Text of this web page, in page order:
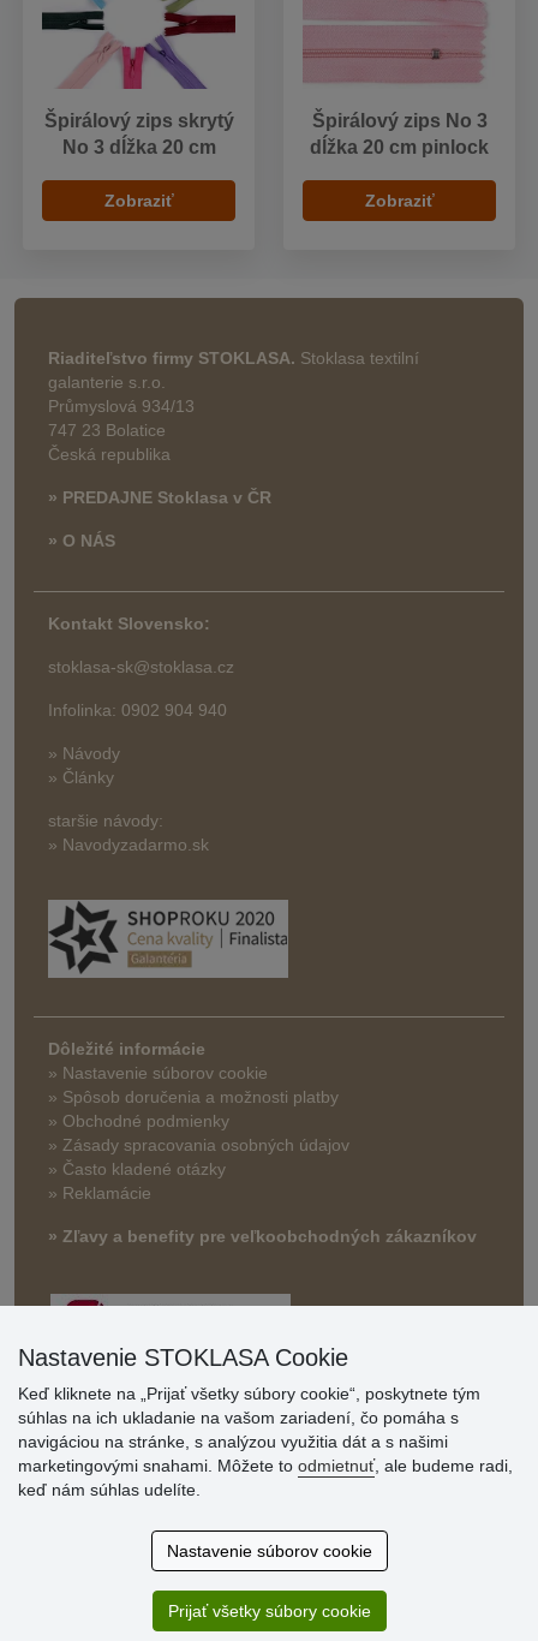
Špirálový zips skrytý
No 3 dĺžka 20 cm
Zobraziť
Špirálový zips No 3
dĺžka 20 cm pinlock
Zobraziť
Riaditeľstvo firmy STOKLASA. Stoklasa textilní
galanterie s.r.o.
Průmyslová 934/13
747 23 Bolatice
Česká republika
» PREDAJNE Stoklasa v ČR
» O NÁS
Kontakt Slovensko:
stoklasa-sk@stoklasa.cz
Infolinka: 0902 904 940
» Návody
» Články
staršie návody:
» Navodyzadarmo.sk
Dôležité informácie
» Nastavenie súborov cookie
» Spôsob doručenia a možnosti platby
» Obchodné podmienky
» Zásady spracovania osobných údajov
» Často kladené otázky
» Reklamácie
» Zľavy a benefity pre veľkoobchodných zákazníkov
Hodnotenia
zákazníkov
Ústretovosť, pohotovosť. Som spokojná.
Veľká spokojnosť. Volal mi odtiaľ veľmi milý pán, že
zásielka sa nezmestí do boxu, tak sme to dali na poštu....
Nastavenie STOKLASA Cookie
Keď kliknete na „Prijať všetky súbory cookie“, poskytnete tým
súhlas na ich ukladanie na vašom zariadení, čo pomáha s
navigáciou na stránke, s analýzou využitia dát a s našimi
marketingovými snahami. Môžete to odmietnuť, ale budeme radi,
keď nám súhlas udelíte.
Nastavenie súborov cookie
Prijať všetky súbory cookie